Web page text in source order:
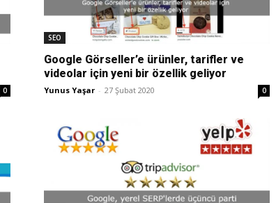
0
SEO
Google Görseller’e ürünler, tarifler ve
videolar için yeni bir özellik geliyor
Yunus Yaşar - 27 Şubat 2020 0